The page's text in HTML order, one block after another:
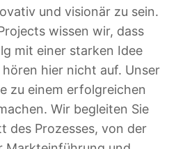
und visionär zu sein.
wissen wir, dass
mit einer starken Idee
hier nicht auf. Unser
zu einem erfolgreichen
Wir begleiten Sie
des Prozesses, von der